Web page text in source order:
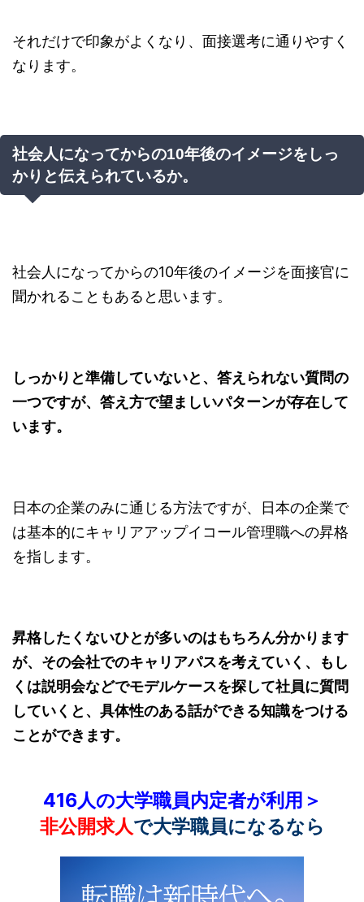
それだけで印象がよくなり、面接選考に通りやすく
なります。
社会人になってからの10年後のイメージをしっ
かりと伝えられているか。
社会人になってからの10年後のイメージを面接官に
聞かれることもあると思います。
しっかりと準備していないと、答えられない質問の
一つですが、答え方で望ましいパターンが存在して
います。
日本の企業のみに通じる方法ですが、日本の企業で
は基本的にキャリアアップイコール管理職への昇格
を指します。
昇格したくないひとが多いのはもちろん分かります
が、その会社でのキャリアパスを考えていく、もし
くは説明会などでモデルケースを探して社員に質問
していくと、具体性のある話ができる知識をつける
ことができます。
416人の大学職員内定者が利用＞
非公開求人で大学職員になるなら